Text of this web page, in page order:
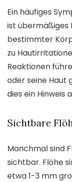
Ein häufiges
ist übermäßiges
bestimmter
zu
Reaktionen
oder seine Haut
dies ein Hinweis
Sichtbare
Manchmal sind
sichtbar. Flöhe
etwa 1-3 mm